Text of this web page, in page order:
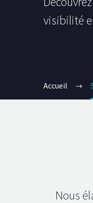
visibilité
Accueil
Nous